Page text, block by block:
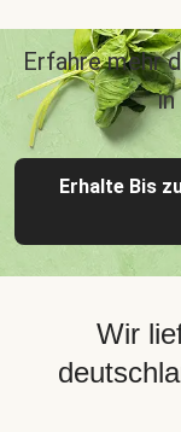
Erfahre mehr
Erhalte Bis
Wir